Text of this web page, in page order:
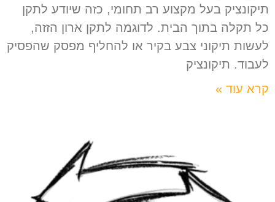
תיקונציק בעל מקצוע רב תחומי, כזה שיודע לתקן
כל תקלה בתוך הבית. לדוגמה לתקן ארון הזזה,
לעשות תיקוני צבע בקיר או להחליף מפסק שהפסיק
לעבוד. תיקונציק
קרא עוד »